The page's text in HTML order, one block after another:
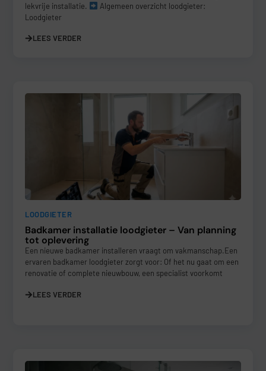
lekvrije installatie.
Algemeen overzicht loodgieter:
Loodgieter
LEES VERDER
LOODGIETER
Badkamer installatie loodgieter – Van planning
tot oplevering
Een nieuwe badkamer installeren vraagt om vakmanschap.Een
ervaren badkamer loodgieter zorgt voor: Of het nu gaat om een
renovatie of complete nieuwbouw, een specialist voorkomt
LEES VERDER